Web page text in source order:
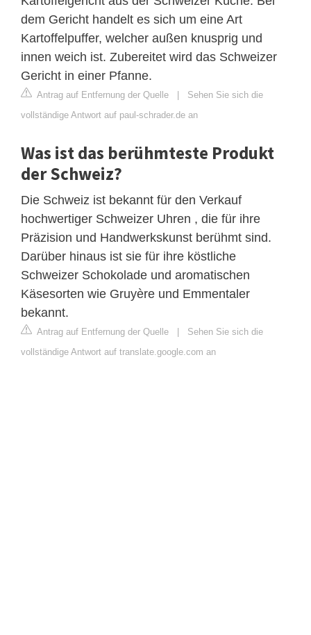
dem Gericht handelt es sich um eine Art
Kartoffelpuffer, welcher außen knusprig und
innen weich ist. Zubereitet wird das Schweizer
Gericht in einer Pfanne.
Antrag auf Entfernung der Quelle | Sehen Sie sich die
vollständige Antwort auf paul-schrader.de an
Was ist das berühmteste Produkt
der Schweiz?
Die Schweiz ist bekannt für den Verkauf
hochwertiger Schweizer Uhren , die für ihre
Präzision und Handwerkskunst berühmt sind.
Darüber hinaus ist sie für ihre köstliche
Schweizer Schokolade und aromatischen
Käsesorten wie Gruyère und Emmentaler
bekannt.
Antrag auf Entfernung der Quelle | Sehen Sie sich die
vollständige Antwort auf translate.google.com an